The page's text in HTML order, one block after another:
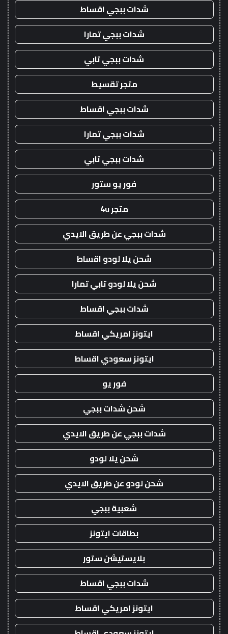
شدات ببجي اقساط
شدات ببجي تمارا
شدات ببجي تابي
متجر تقسيط
شدات ببجي اقساط
شدات ببجي تمارا
شدات ببجي تابي
فور يو ستور
متجر 4u
شدات ببجي عن طريق الايدي
شحن يلا لودو اقساط
شحن يلا لودو تابي تمارا
شدات ببجي اقساط
ايتونز امريكي اقساط
ايتونز سعودي اقساط
فور يو
شحن شدات ببجي
شدات ببجي عن طريق الايدي
شحن يلا لودو
شحن لودو عن طريق الايدي
شعبية ببجي
بطاقات ايتونز
بلايستيشن ستور
شدات ببجي اقساط
ايتونز امريكي اقساط